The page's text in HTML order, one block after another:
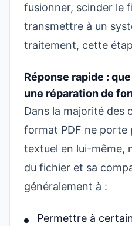
fusionner, scinder le
transmettre à un
traitement, cette
Réponse rapide :
une réparation de
Dans la majorité des
format PDF ne porte
textuel en lui-même,
du fichier et sa
généralement à :
Permettre à